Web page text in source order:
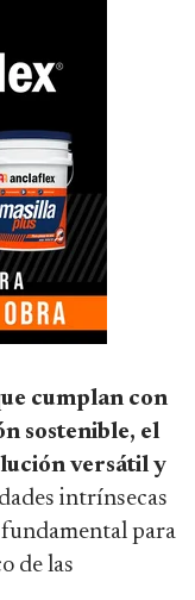
cumplan con
sostenible, el
versátil y
intrínsecas
para
de las